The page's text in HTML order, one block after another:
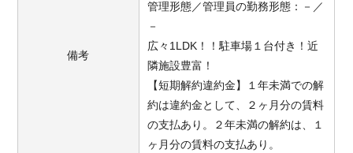
備考
管理形態／管理員の勤務形態：－／
－
広々1LDK！！駐車場１台付き！近
隣施設豊富！
【短期解約違約金】１年未満での解
約は違約金として、２ヶ月分の賃料
の支払あり。２年未満の解約は、１
ヶ月分の賃料の支払あり。